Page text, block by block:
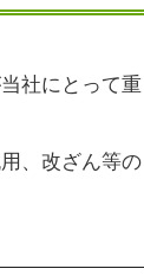
社にとって重
、改ざん等の